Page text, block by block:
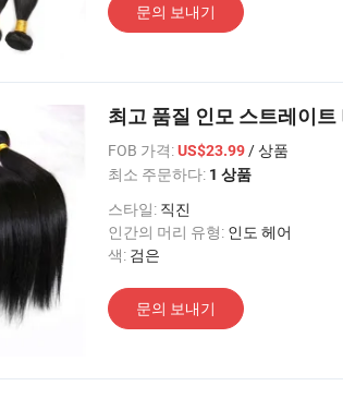
문의 보내기
최고 품질 인모 스트레이
FOB 가격:US$23.99/ 상품
최소 주문하다: 1 상품
스타일: 직진
인간의 머리 유형: 인도 헤어
색: 검은
문의 보내기